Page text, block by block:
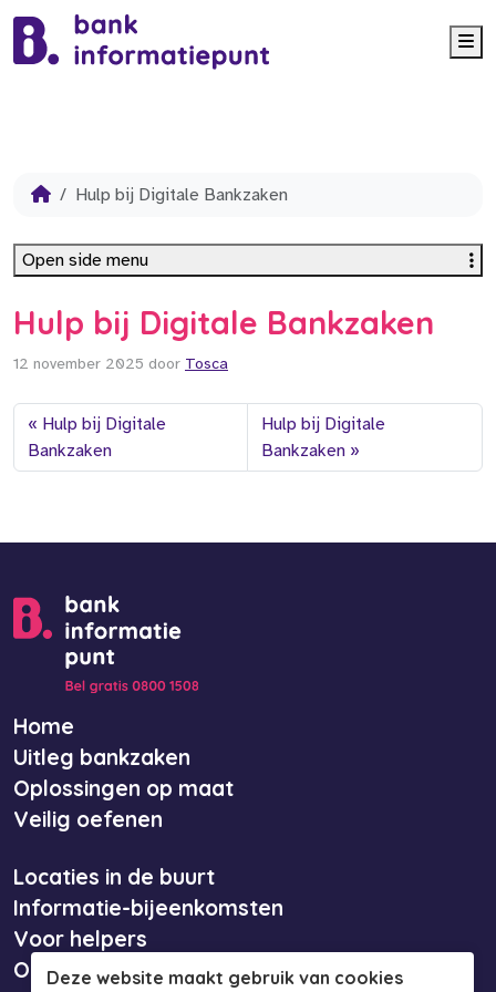
Hulp bij Digitale Bankzaken
Hulp bij Digitale Bankzaken
12 november 2025 door Tosca
Hulp bij Digitale
Bankzaken
Hulp bij Digitale
Bankzaken
Open side menu
Home
Uitleg bankzaken
Oplossingen op maat
Veilig oefenen
Locaties in de buurt
Informatie-bijeenkomsten
Voor helpers
Over ons
Deze website maakt gebruik van cookies